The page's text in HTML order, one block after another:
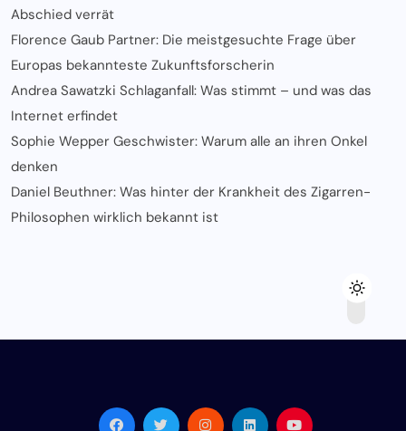
Abschied verrät
Florence Gaub Partner: Die meistgesuchte Frage über
Europas bekannteste Zukunftsforscherin
Andrea Sawatzki Schlaganfall: Was stimmt – und was das
Internet erfindet
Sophie Wepper Geschwister: Warum alle an ihren Onkel
denken
Daniel Beuthner: Was hinter der Krankheit des Zigarren-
Philosophen wirklich bekannt ist